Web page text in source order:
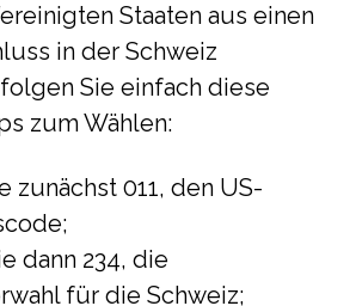
Staaten aus einen
in der Schweiz
Sie einfach diese
zum Wählen:
zunächst 011, den US-
dann 234, die
für die Schweiz;